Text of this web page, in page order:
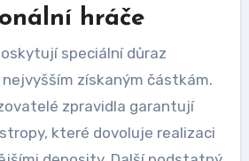
hráče
speciální důraz
získaným částkám.
zpravidla garantují
které dovoluje realizaci